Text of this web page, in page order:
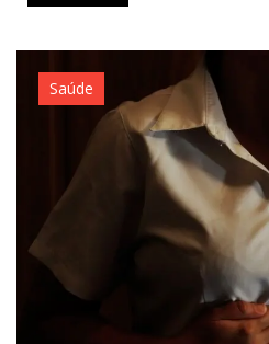
Saúde